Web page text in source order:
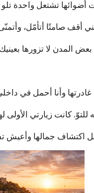
أضوائها تشتعل واحدة
أقف صامتًا أتأمّل،
المدن لا تزورها
وأنا أحمل في داخلي
كانت زيارتي الأولى
اكتشاف جمالها وأعيش